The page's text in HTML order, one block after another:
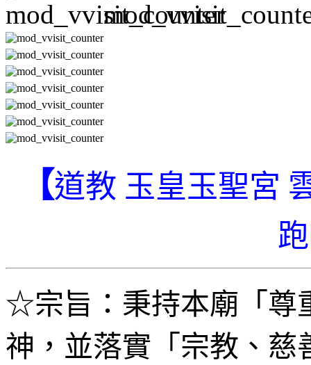
【道教 玉皇玉聖宮
☆宗旨：秉持本廟「尊
神，並落實「宗教、慈